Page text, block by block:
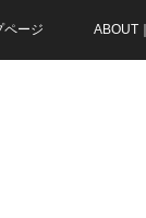
ページ ABOUT